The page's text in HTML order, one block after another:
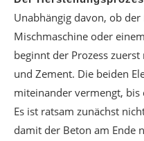
Unabhängig davon, ob
Mischmaschine oder
beginnt der Prozess
und Zement. Die beiden
miteinander vermengt,
Es ist ratsam zunächst
damit der Beton am Ende